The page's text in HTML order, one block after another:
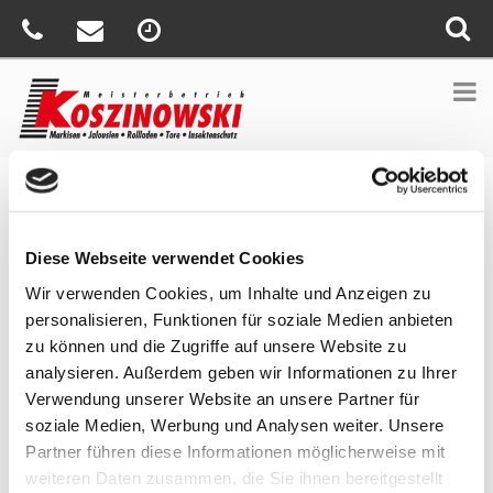
Diese Webseite verwendet Cookies
Wir verwenden Cookies, um Inhalte und Anzeigen zu
personalisieren, Funktionen für soziale Medien anbieten
zu können und die Zugriffe auf unsere Website zu
analysieren. Außerdem geben wir Informationen zu Ihrer
Verwendung unserer Website an unsere Partner für
soziale Medien, Werbung und Analysen weiter. Unsere
Partner führen diese Informationen möglicherweise mit
weiteren Daten zusammen, die Sie ihnen bereitgestellt
Sie sind hier:Home»News»Tageslicht ist der Rhythmus des
am
Tageslicht ist der Rhythmus des
Lebens
Tageslicht hat eine besondere Wirkung auf uns Menschen. Umso
besser, wenn man es nach den eigenen Bedürfnissen steuern
kann. Egal, ob Sie Ihre Wohnräume hell durchleuchten möchten
oder konzentriert arbeiten müssen – mitAußenjalousien von
WAREMAlassen Sie Licht nach Ihren Wünschen in Ihr Zuhause.